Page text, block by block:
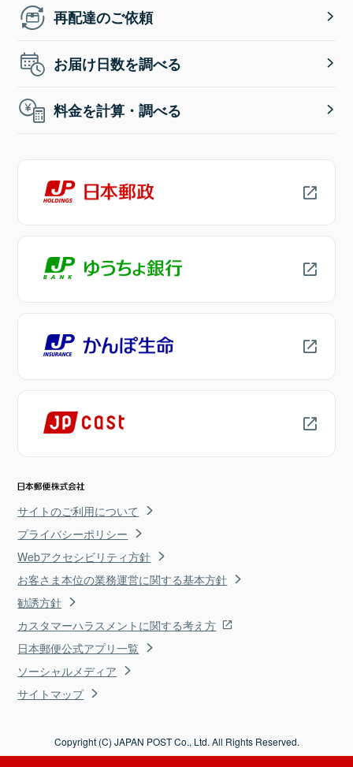
再配達のご依頼
お届け日数を調べる
料金を計算・調べる
サイトのご利用について
プライバシーポリシー
Webアクセシビリティ方針
お客さま本位の業務運営に関する基本方針
勧誘方針
カスタマーハラスメントに関する考え方
日本郵便公式アプリ一覧
ソーシャルメディア
サイトマップ
Copyright (C) JAPAN POST Co., Ltd. All Rights Reserved.